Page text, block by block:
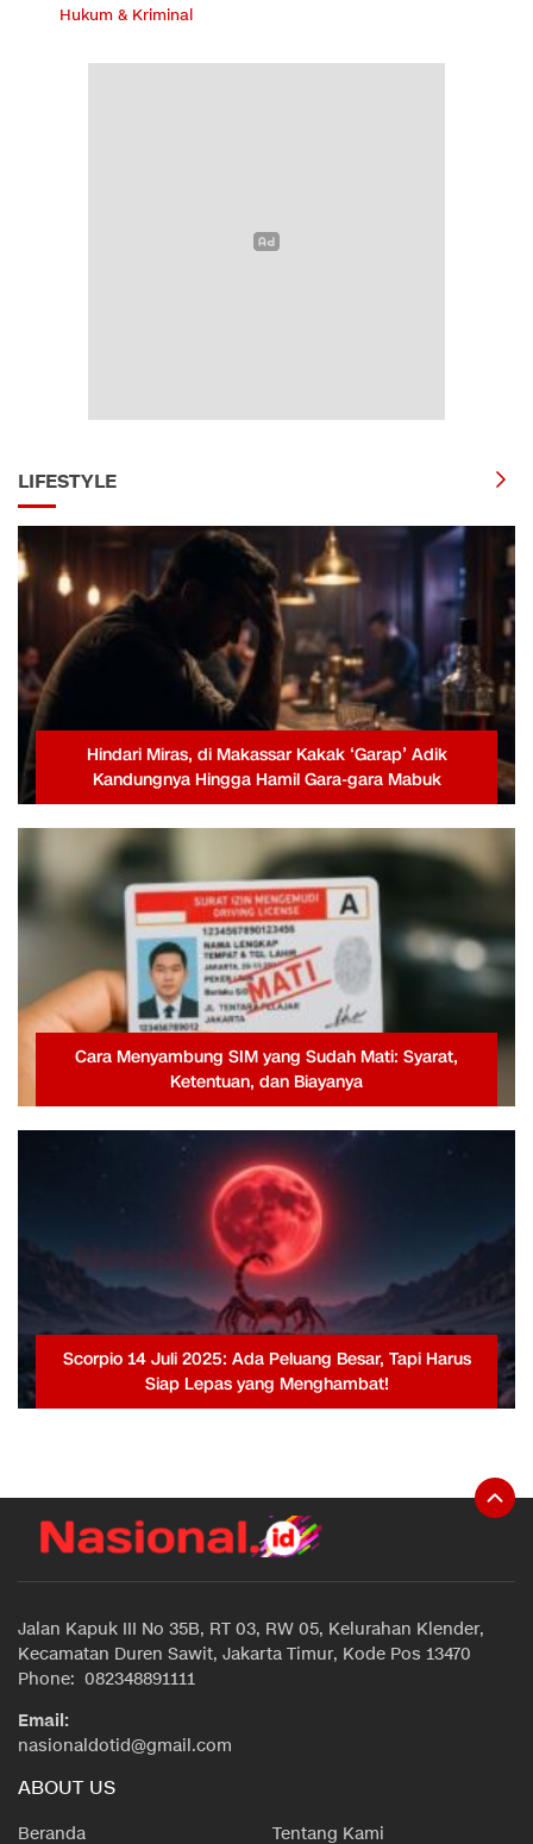
Hukum & Kriminal
LIFESTYLE
Hindari Miras, di Makassar Kakak ‘Garap’ Adik
Kandungnya Hingga Hamil Gara-gara Mabuk
Cara Menyambung SIM yang Sudah Mati: Syarat,
Ketentuan, dan Biayanya
Scorpio 14 Juli 2025: Ada Peluang Besar, Tapi Harus
Siap Lepas yang Menghambat!
Jalan Kapuk III No 35B, RT 03, RW 05, Kelurahan Klender,
Kecamatan Duren Sawit, Jakarta Timur, Kode Pos 13470
Phone: 082348891111
Email:
nasionaldotid@gmail.com
ABOUT US
Beranda Tentang Kami